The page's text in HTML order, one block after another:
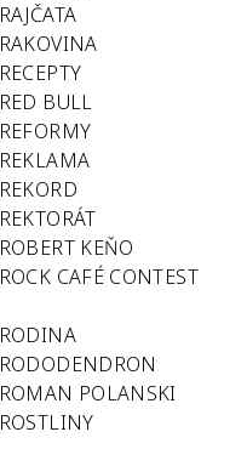
RAJČATA
RAKOVINA
RECEPTY
RED BULL
REFORMY
REKLAMA
REKORD
REKTORÁT
ROBERT KEŇO
ROCK CAFÉ CONTEST
RODINA
RODODENDRON
ROMAN POLANSKI
ROSTLINY